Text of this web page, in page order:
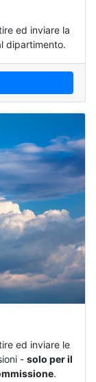
ed inviare la
dipartimento.
ed inviare le
- solo per il
.